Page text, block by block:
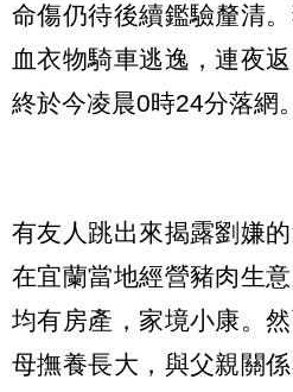
命傷仍待後續鑑驗釐清
血衣物騎車逃逸，連夜
終於今凌晨0時24分落網。
有友人跳出來揭露劉嫌
在宜蘭當地經營豬肉生
均有房產，家境小康。
母撫養長大，與父親關